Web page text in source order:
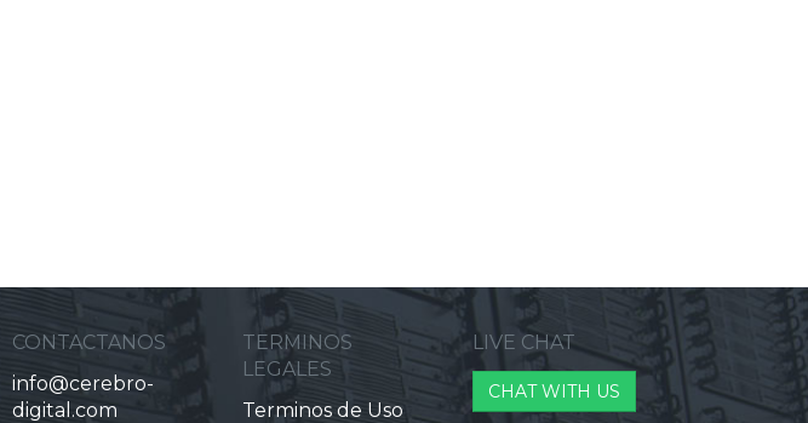
CONTACTANOS
info@cerebro-
digital.com
TERMINOS
LEGALES
Terminos de Uso
LIVE CHAT
CHAT WITH US